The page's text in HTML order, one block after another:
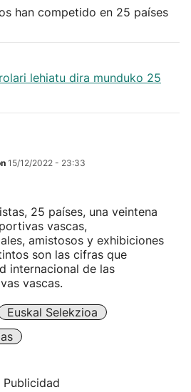
han competido en 25 países
lehiatu dira munduko 25
15/12/2022 - 23:33
25 países, una veintena
vascas,
amistosos y exhibiciones
son las cifras que
internacional de las
vascas.
Euskal Selekzioa
Publicidad